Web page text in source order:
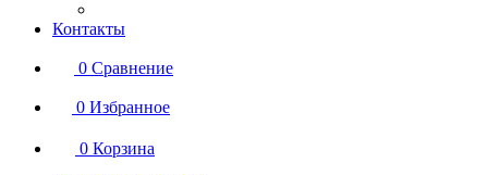
Контакты
0 Сравнение
0 Избранное
0 Корзина